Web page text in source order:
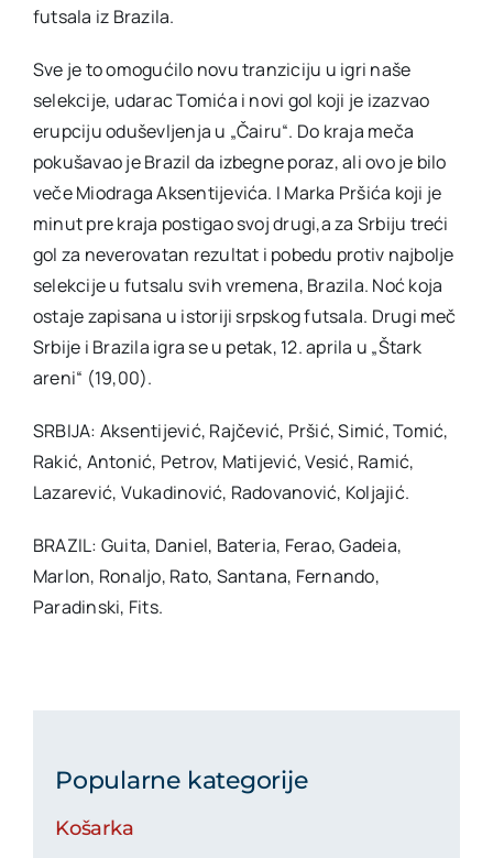
futsala iz Brazila.
Sve je to omogućilo novu tranziciju u igri naše
selekcije, udarac Tomića i novi gol koji je izazvao
erupciju oduševljenja u „Čairu“. Do kraja meča
pokušavao je Brazil da izbegne poraz, ali ovo je bilo
veče Miodraga Aksentijevića. I Marka Pršića koji je
minut pre kraja postigao svoj drugi,a za Srbiju treći
gol za neverovatan rezultat i pobedu protiv najbolje
selekcije u futsalu svih vremena, Brazila. Noć koja
ostaje zapisana u istoriji srpskog futsala. Drugi meč
Srbije i Brazila igra se u petak, 12. aprila u „Štark
areni“ (19,00).
SRBIJA: Aksentijević, Rajčević, Pršić, Simić, Tomić,
Rakić, Antonić, Petrov, Matijević, Vesić, Ramić,
Lazarević, Vukadinović, Radovanović, Koljajić.
BRAZIL: Guita, Daniel, Bateria, Ferao, Gadeia,
Marlon, Ronaljo, Rato, Santana, Fernando,
Paradinski, Fits.
Popularne kategorije
Košarka